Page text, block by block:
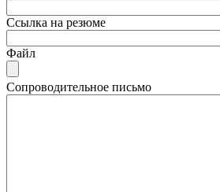
Ссылка на резюме
Файл
Сопроводительное письмо